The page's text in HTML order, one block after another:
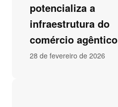
potencializa a
infraestrutura do
comércio agêntico
28 de fevereiro de 2026